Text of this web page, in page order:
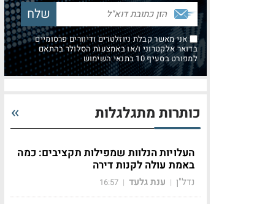
אני מאשר קבלת ניוזלטרים ודיוורים פרסומיים
בדואר אלקטרוני ו/או באמצעות הסלולר בהתאם
למפורט בסעיף 10 בתנאי השימוש
כותרות מתגלגלות
העלויות הנלוות שמפילות תקציבים: כמה
באמת עולה לקנות דירה
נדל"ן | ענת גלעד |
16:57